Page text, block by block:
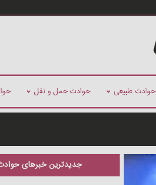
حوادث طبیعی حوادث حمل و نقل
جدیدترین خبرهای